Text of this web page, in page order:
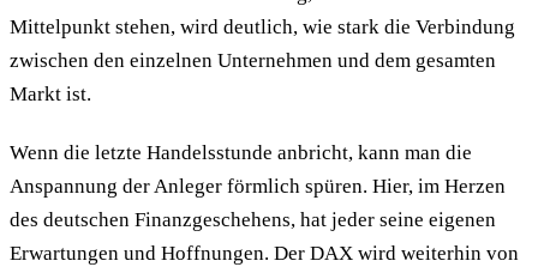
Mittelpunkt stehen, wird deutlich, wie stark die Verbindung
zwischen den einzelnen Unternehmen und dem gesamten
Markt ist.
Wenn die letzte Handelsstunde anbricht, kann man die
Anspannung der Anleger förmlich spüren. Hier, im Herzen
des deutschen Finanzgeschehens, hat jeder seine eigenen
Erwartungen und Hoffnungen. Der DAX wird weiterhin von